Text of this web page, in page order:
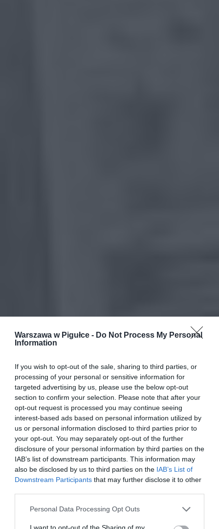
Warszawa w Pigułce - Do Not Process My Personal
Information
If you wish to opt-out of the sale, sharing to third parties, or
processing of your personal or sensitive information for
targeted advertising by us, please use the below opt-out
section to confirm your selection. Please note that after your
opt-out request is processed you may continue seeing
interest-based ads based on personal information utilized by
us or personal information disclosed to third parties prior to
your opt-out. You may separately opt-out of the further
disclosure of your personal information by third parties on the
IAB’s list of downstream participants. This information may
also be disclosed by us to third parties on the IAB’s List of
Downstream Participants that may further disclose it to other
Personal Data Processing Opt Outs
I want to opt-out of the Sharing of my